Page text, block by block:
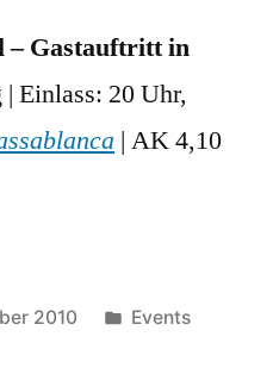
– Gastauftritt in
| Einlass: 20 Uhr,
| AK 4,10
2010
Veröffentlicht
Events